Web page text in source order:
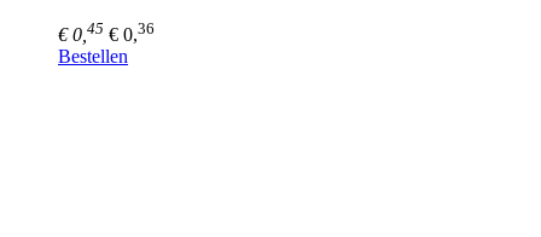
€ 0, 45 € 0,36
Bestellen